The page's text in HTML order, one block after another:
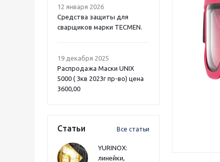
12 января 2026
Средства защиты для
сварщиков марки TECMEN.
19 декабря 2025
Распродажа Маски UNIX
5000 ( 3кв 2023г пр-во) цена
3600,00
Статьи Все статьи
YURINOX:
линейки,